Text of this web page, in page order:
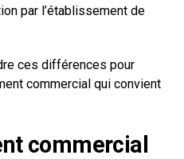
par l’établissement de
ces différences pour
commercial qui convient
commercial